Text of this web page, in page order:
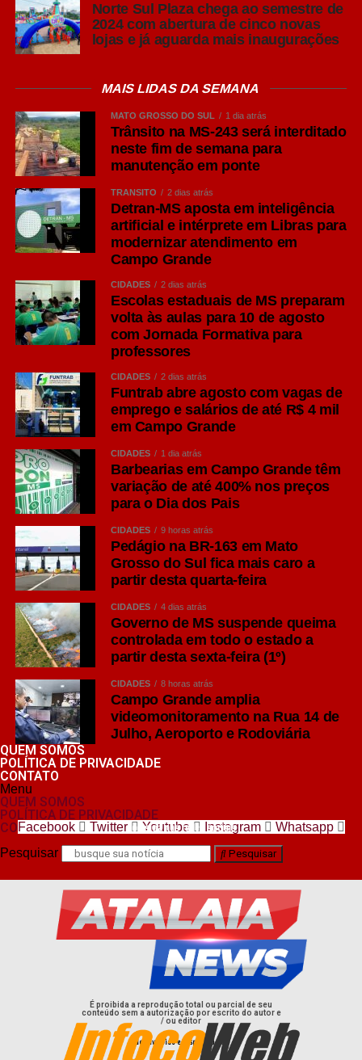
16h50 – Coletivo Soul Art
17h10
19h30 – Forró Flor de Pequi + Rolê da Dança
20h30– Coletivo Soul Art
20h50 – Beget de Lucena
22h55 – Corvo e os Malditos do Cerrado
WhatsApp
Facebook
Twitter
Messenger
LinkedIn
Share
Norte Sul Plaza chega ao semestre de
2024 com abertura de cinco novas
lojas e já aguarda mais inaugurações
MAIS LIDAS DA SEMANA
MATO GROSSO DO SUL 1 dia atrás
Trânsito na MS-243 será interditado
neste fim de semana para
manutenção em ponte
TRÂNSITO 2 dias atrás
Detran-MS aposta em inteligência
artificial e intérprete em Libras para
modernizar atendimento em
Campo Grande
CIDADES 2 dias atrás
Escolas estaduais de MS preparam
volta às aulas para 10 de agosto
com Jornada Formativa para
professores
CIDADES 2 dias atrás
Funtrab abre agosto com vagas de
emprego e salários de até R$ 4 mil
em Campo Grande
CIDADES 1 dia atrás
Barbearias em Campo Grande têm
variação de até 400% nos preços
para o Dia dos Pais
CIDADES 9 horas atrás
Pedágio na BR-163 em Mato
Grosso do Sul fica mais caro a
partir desta quarta-feira
CIDADES 4 dias atrás
Governo de MS suspende queima
controlada em todo o estado a
partir desta sexta-feira (1º)
CIDADES 8 horas atrás
Campo Grande amplia
videomonitoramento na Rua 14 de
Julho, Aeroporto e Rodoviária
QUEM SOMOS
POLÍTICA DE PRIVACIDADE
CONTATO
Menu
QUEM SOMOS
POLÍTICA DE PRIVACIDADE
CONTATO
nos siga nas redes sociais
Facebook Twitter Youtube Instagram
Whatsapp
Pesquisar
Pesquisar
É proibida a reprodução total ou parcial de seu
conteúdo sem a autorização por escrito do autor e
/ ou editor
desenvolvido e hospedado por